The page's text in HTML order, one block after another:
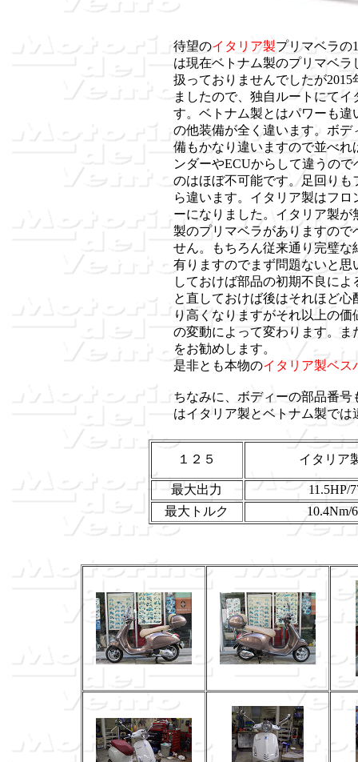
待望のイタリア製プリマベラの
は現在ベトナム製のプリマベ
扱っておりませんでしたが
ましたので、独自ルートにて
す。ベトナム製とはパワーも
の他装備が全く違います。ボ
備もかなり違いますので並べ
ンダーやECUからして違うの
のはほぼ不可能です。足回り
ら違います。イタリア製はフ
ーになりました。イタリア製
製のプリマベラがありますの
せん。もちろん従来通り完璧
有りますのでまず問題ないと
しておけば部品の初期不良に
と直しておけば後はそれほど
り高くなりますがそれ以上の
の変動によって変わります。
をお勧めします。
是非とも本物のイタリア製ベス
ちなみに、ボディーの部品番
はイタリア製とベトナム製では
１２５ イタリア
最大出力
11.5HP/
最大トルク
10.4Nm/